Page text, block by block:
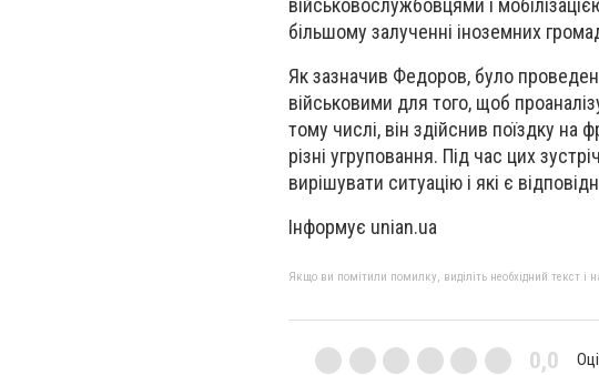
військовослужбовцями і
більшому залученні іноземних
Як зазначив Федоров, було
військовими для того, щоб
тому числі, він здійснив поїздку на
різні угруповання. Під час цих
вирішувати ситуацію і які є
Інформує unian.ua
Якщо ви помітили помилку, виділіть необхідний текст і
0,0